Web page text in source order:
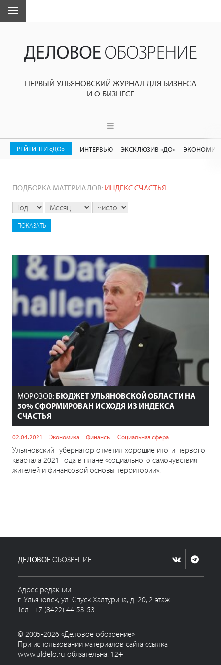
ПЕРВЫЙ УЛЬЯНОВСКИЙ ЖУРНАЛ ДЛЯ БИЗНЕСА
И О БИЗНЕСЕ
РЕЙТИНГИ «ДО» ИНТЕРВЬЮ ЭКСКЛЮЗИВ «ДО»
ПОДБОРКА МАТЕРИАЛОВ: ИНДЕКС СЧАСТЬЯ
МОРОЗОВ: БЮДЖЕТ УЛЬЯНОВСКОЙ ОБЛАСТИ НА
30% СФОРМИРОВАН ИСХОДЯ ИЗ ИНДЕКСА
СЧАСТЬЯ
02.04.2021 Экономика Финансы Социальная сфера
Ульяновский губернатор отметил хорошие итоги первого
квартала 2021 года в плане «социального самочувствия
жителей и финансовой основы территории».
ДЕЛОВОЕОБОЗРЕНИЕ
Адрес редакции:
г. Ульяновск, ул. Спуск Халтурина, д. 20, 2 этаж
Тел.: +7 (8422) 44-53-53
© 2005-2026 «Деловое обозрение»
При использовании материалов сайта ссылка
www.uldelo.ru обязательна. 12+